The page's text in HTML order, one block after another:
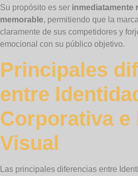
Su propósito es ser inmediatamente
memorable, permitiendo que la
claramente de sus competidores y
emocional con su público objetivo.
Principales
entre
Corporativa e
Visual
Las principales diferencias entre